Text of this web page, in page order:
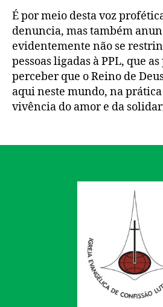
É por meio desta voz
denuncia, mas também
evidentemente não se
pessoas ligadas à PPL, que
perceber que o Reino de
aqui neste mundo, na
vivência do amor e da